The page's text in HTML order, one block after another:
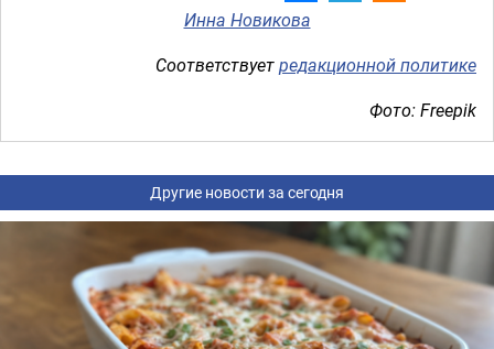
Инна Новикова
Соответствуетредакционной политике
Фото: Freepik
Другие новости за сегодня